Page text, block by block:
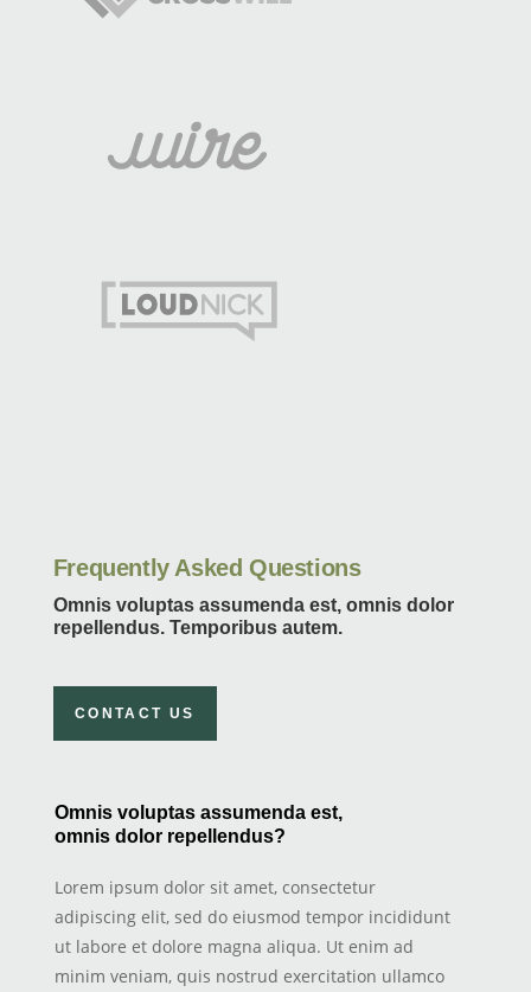
Frequently Asked Questions
Omnis voluptas assumenda est, omnis dolor
repellendus. Temporibus autem.
CONTACT US
Omnis voluptas assumenda est,
omnis dolor repellendus?
Lorem ipsum dolor sit amet, consectetur
adipiscing elit, sed do eiusmod tempor incididunt
ut labore et dolore magna aliqua. Ut enim ad
minim veniam, quis nostrud exercitation ullamco